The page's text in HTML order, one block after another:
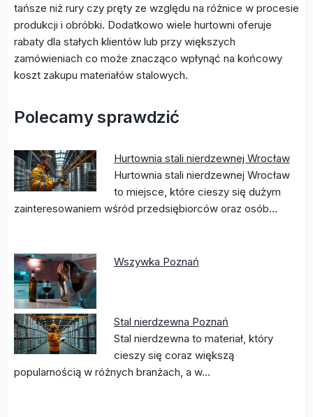
tańsze niż rury czy pręty ze względu na różnice w procesie
produkcji i obróbki. Dodatkowo wiele hurtowni oferuje
rabaty dla stałych klientów lub przy większych
zamówieniach co może znacząco wpłynąć na końcowy
koszt zakupu materiałów stalowych.
Polecamy sprawdzić
Hurtownia stali nierdzewnej Wrocław
Hurtownia stali nierdzewnej Wrocław
to miejsce, które cieszy się dużym
zainteresowaniem wśród przedsiębiorców oraz osób…
Wszywka Poznań
Stal nierdzewna Poznań
Stal nierdzewna to materiał, który
cieszy się coraz większą
popularnością w różnych branżach, a w…